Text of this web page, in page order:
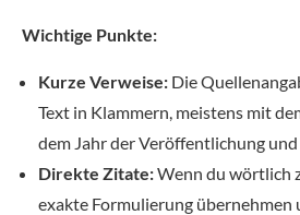
Wichtige Punkte:
Kurze Verweise: Die
Text in Klammern, meistens mit
dem Jahr der Veröffentlichung
Direkte Zitate:Wenn du wörtlich
exakte Formulierung übernehmen